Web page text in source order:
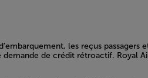
les reçus passagers
de crédit rétroactif. Royal